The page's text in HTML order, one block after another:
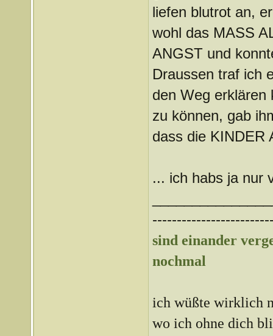
liefen blutrot an,
wohl das MASS
ANGST und
Draussen traf ich
den Weg erklären
zu können, gab
dass die KINDER
... ich habs ja nur
sind einander
nochmal
ich wüßte wirklich
wo ich ohne dich